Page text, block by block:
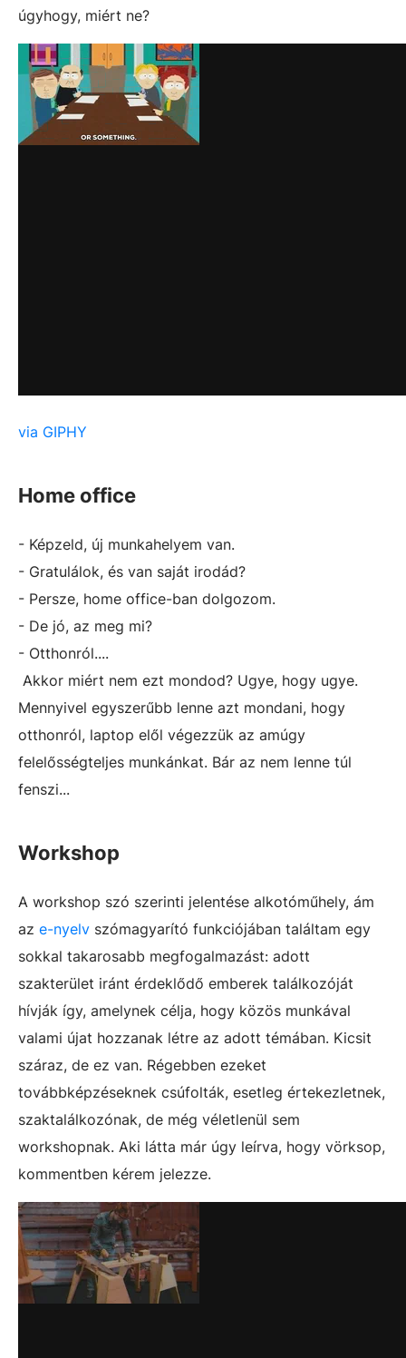
úgyhogy, miért ne?
via GIPHY
Home office
- Képzeld, új munkahelyem van.
- Gratulálok, és van saját irodád?
- Persze, home office-ban dolgozom.
- De jó, az meg mi?
- Otthonról....
Akkor miért nem ezt mondod? Ugye, hogy ugye.
Mennyivel egyszerűbb lenne azt mondani, hogy
otthonról, laptop elől végezzük az amúgy
felelősségteljes munkánkat. Bár az nem lenne túl
fenszi...
Workshop
A workshop szó szerinti jelentése alkotóműhely, ám
az e-nyelv szómagyarító funkciójában találtam egy
sokkal takarosabb megfogalmazást: adott
szakterület iránt érdeklődő emberek találkozóját
hívják így, amelynek célja, hogy közös munkával
valami újat hozzanak létre az adott témában. Kicsit
száraz, de ez van. Régebben ezeket
továbbképzéseknek csúfolták, esetleg értekezletnek,
szaktalálkozónak, de még véletlenül sem
workshopnak. Aki látta már úgy leírva, hogy vörksop,
kommentben kérem jelezze.